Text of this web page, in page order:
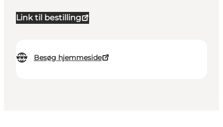
Link til bestilling
Besøg hjemmeside